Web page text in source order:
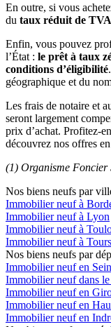
En outre, si vous
du taux réduit de TVA
Enfin, vous pouvez
l’État : le prêt à taux
conditions d’éligibilité
géographique et du
Les frais de notaire et
seront largement
prix d’achat. Profitez-
découvrez nos offres
(1) Organisme Foncier
Nos biens neufs par
Immobilier neuf à
Immobilier neuf à Lyon
Immobilier neuf à
Immobilier neuf à Tours
Nos biens neufs par
Immobilier neuf en
Immobilier neuf dans
Immobilier neuf en
Immobilier neuf en
Immobilier neuf en